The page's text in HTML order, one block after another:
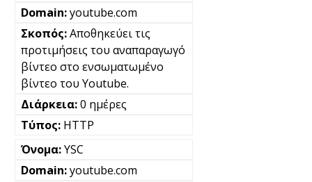
youtube.com
Αποθηκεύει τις
προτιμήσεις του αναπαραγωγό
βίντεο στο ενσωματωμένο
βίντεο του Youtube.
0 ημέρες
HTTP
YSC
youtube.com